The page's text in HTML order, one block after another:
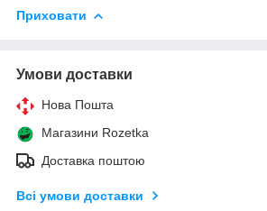
Приховати
Умови доставки
Нова Пошта
Магазини Rozetka
Доставка поштою
Всі умови доставки